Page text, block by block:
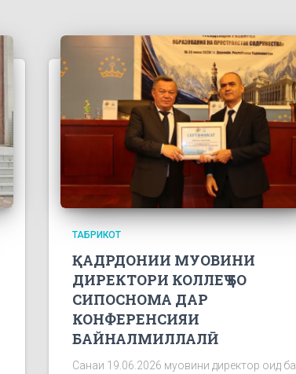
ТАБРИКОТ
ҚАДРДОНИИ МУОВИНИ
ДИРЕКТОРИ КОЛЛЕҶ БО
СИПОСНОМА ДАР
КОНФЕРЕНСИЯИ
БАЙНАЛМИЛЛАЛӢ
Санаи 19.06.2026 муовини директор оид ба